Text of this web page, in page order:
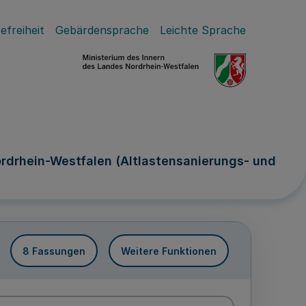
Gebärdensprache Leichte Sprache
Westfalen (Altlastensanierungs- und
8 Fassungen Weitere Funktionen